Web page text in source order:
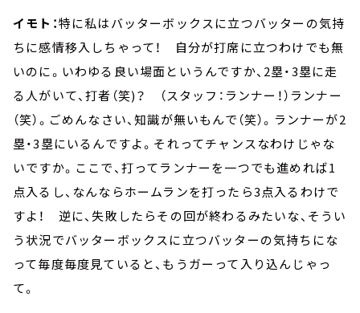
イモト：特に私はバッターボックスに立つバッターの気持
ちに感情移入しちゃって！ 自分が打席に立つわけでも無
いのに。いわゆる良い場面というんですか、2塁・3塁に走
る人がいて、打者（笑)？ （スタッフ：ランナー！）ランナー
（笑）。ごめんなさい、知識が無いもんで（笑）。ランナーが2
塁・3塁にいるんですよ。それってチャンスなわけじゃな
いですか。ここで、打ってランナーを一つでも進めれば1
点入るし、なんならホームランを打ったら3点入るわけで
すよ！ 逆に、失敗したらその回が終わるみたいな、そうい
う状況でバッターボックスに立つバッターの気持ちにな
って毎度毎度見ていると、もうガーって入り込んじゃっ
て。